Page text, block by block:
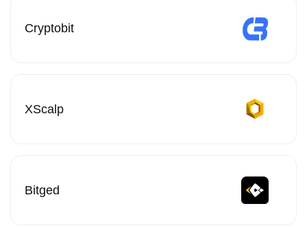
Cryptobit
XScalp
Bitged